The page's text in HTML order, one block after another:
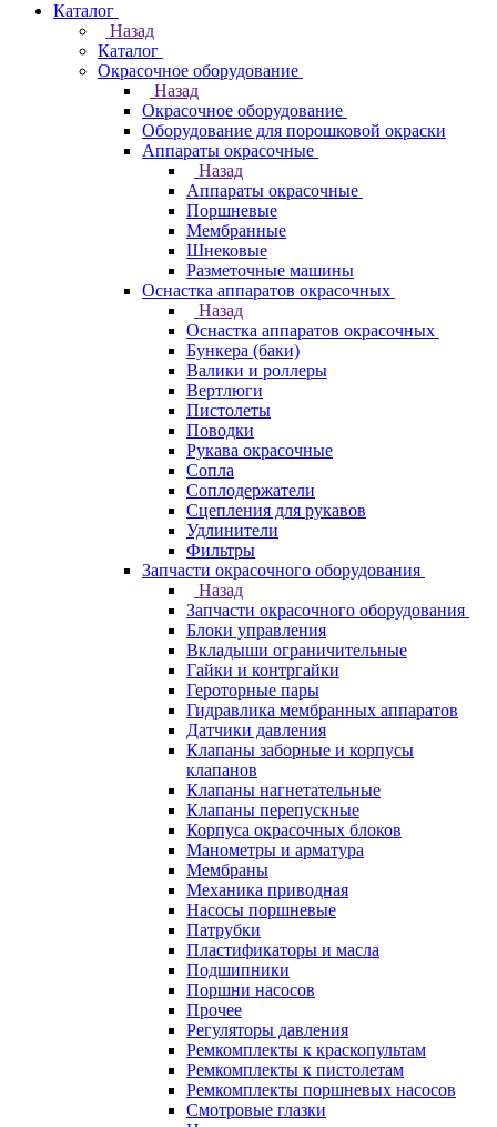
Каталог
Назад
Каталог
Окрасочное оборудование
Назад
Окрасочное оборудование
Оборудование для порошковой окраски
Аппараты окрасочные
Назад
Аппараты окрасочные
Поршневые
Мембранные
Шнековые
Разметочные машины
Оснастка аппаратов окрасочных
Назад
Оснастка аппаратов окрасочных
Бункера (баки)
Валики и роллеры
Вертлюги
Пистолеты
Поводки
Рукава окрасочные
Сопла
Соплодержатели
Сцепления для рукавов
Удлинители
Фильтры
Запчасти окрасочного оборудования
Назад
Запчасти окрасочного оборудования
Блоки управления
Вкладыши ограничительные
Гайки и контргайки
Героторные пары
Гидравлика мембранных аппаратов
Датчики давления
Клапаны заборные и корпусы
клапанов
Клапаны нагнетательные
Клапаны перепускные
Корпуса окрасочных блоков
Манометры и арматура
Мембраны
Механика приводная
Насосы поршневые
Патрубки
Пластификаторы и масла
Подшипники
Поршни насосов
Прочее
Регуляторы давления
Ремкомплекты к краскопультам
Ремкомплекты к пистолетам
Ремкомплекты поршневых насосов
Смотровые глазки